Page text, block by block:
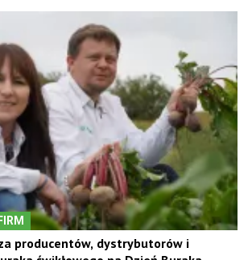
producentów, dystrybutorów i